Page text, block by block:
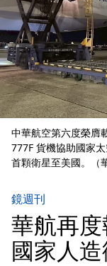
中華航空第六度榮膺
777F 貨機協助國家
首顆衛星至美國。（
鏡週刊
華航再
國家人